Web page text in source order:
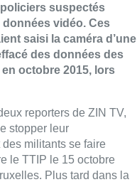
suspectés
vidéo. Ces
saisi la caméra d’une
des données des
octobre 2015, lors
reporters de ZIN TV,
stopper leur
militants se faire
le TTIP le 15 octobre
Plus tard dans la